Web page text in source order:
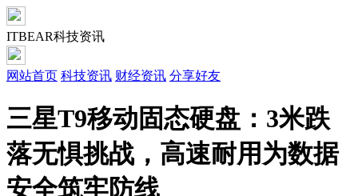
ITBEAR科技资讯
网站首页 科技资讯 财经资讯 分享好友
三星T9移动固态硬盘：3米跌
落无惧挑战，高速耐用为数据
安全筑牢防线